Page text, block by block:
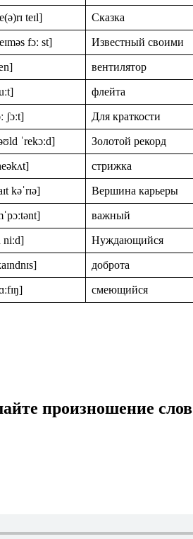
teɪl] Сказка
fɔː st] Известный своими
вентилятор
флейта
ʃɔːt] Для краткости
ˈrekɔːd] Золотой рекорд
стрижка
kəˈrɪə] Вершина карьеры
важный
niːd] Нуждающийся
доброта
смеющийся
произношение слов